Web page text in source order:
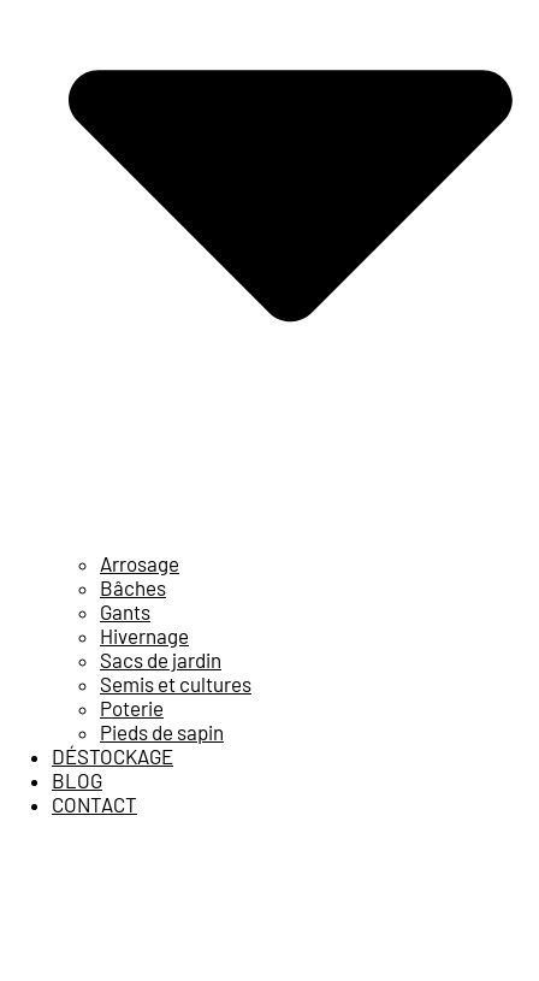
Arrosage
Bâches
Gants
Hivernage
Sacs de jardin
Semis et cultures
Poterie
Pieds de sapin
DÉSTOCKAGE
BLOG
CONTACT